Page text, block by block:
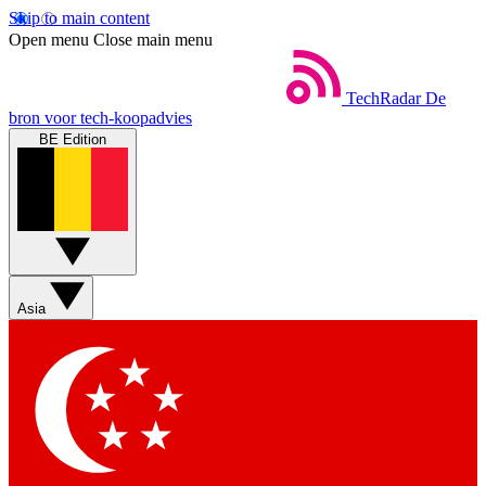
Skip to main content
Open menu Close main menu
TechRadar De
bron voor tech-koopadvies
BE Edition
Asia